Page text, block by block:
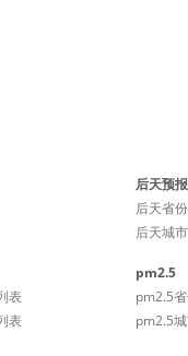
建议用
无油粉
后天预报
后天省
后天城
表
表
pm2.5
pm2.5
pm2.5